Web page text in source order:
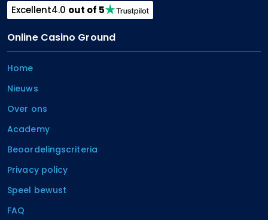
Excellent4.0 out of 5
Online Casino Ground
Home
Nieuws
Over ons
Academy
Beoordelingscriteria
Privacy policy
Speel bewust
FAQ